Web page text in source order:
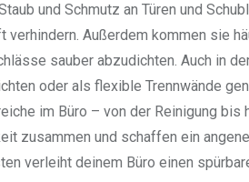
und Schmutz an Türen und
Außerdem kommen sie
sauber abzudichten. Auch in
oder als flexible Trennwände
im Büro – von der Reinigung bis
zusammen und schaffen ein
verleiht deinem Büro einen